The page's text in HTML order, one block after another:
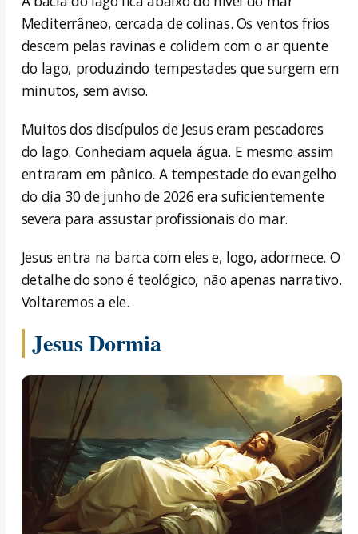
Mediterrâneo, cercada de colinas. Os ventos frios
descem pelas ravinas e colidem com o ar quente
do lago, produzindo tempestades que surgem em
minutos, sem aviso.
Muitos dos discípulos de Jesus eram pescadores
do lago. Conheciam aquela água. E mesmo assim
entraram em pânico. A tempestade do evangelho
do dia 30 de junho de 2026 era suficientemente
severa para assustar profissionais do mar.
Jesus entra na barca com eles e, logo, adormece. O
detalhe do sono é teológico, não apenas narrativo.
Voltaremos a ele.
Jesus Dormia